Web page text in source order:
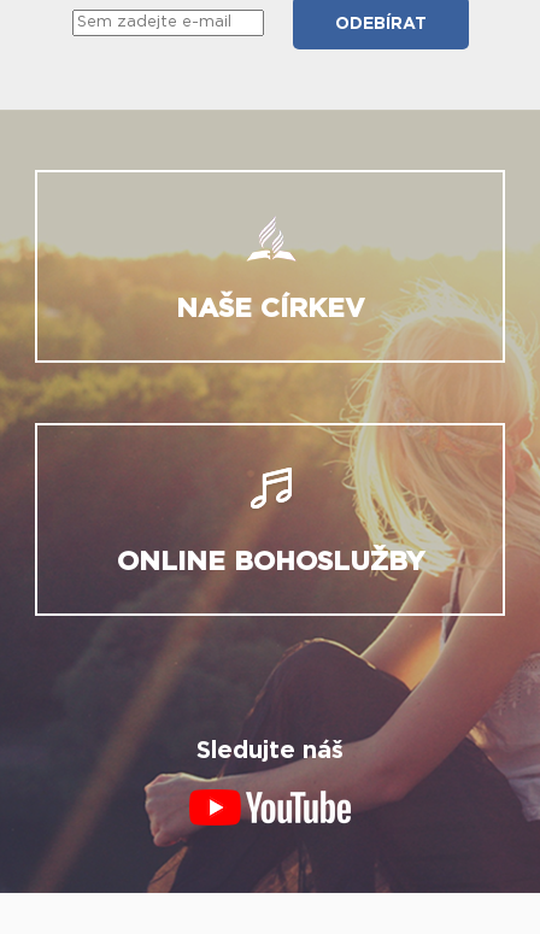
NAŠE CÍRKEV
ONLINE BOHOSLUŽBY
Sledujte náš